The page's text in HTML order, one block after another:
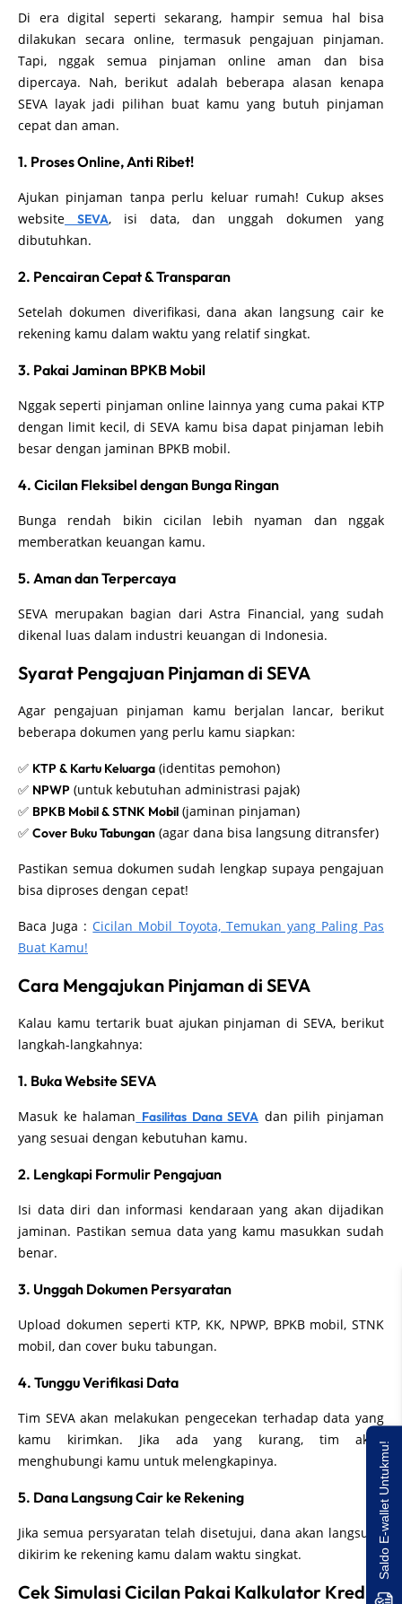
Di era digital seperti sekarang, hampir semua hal bisa
dilakukan secara online, termasuk pengajuan pinjaman.
Tapi, nggak semua pinjaman online aman dan bisa
dipercaya. Nah, berikut adalah beberapa alasan kenapa
SEVA layak jadi pilihan buat kamu yang butuh pinjaman
cepat dan aman.
1. Proses Online, Anti Ribet!
Ajukan pinjaman tanpa perlu keluar rumah! Cukup akses
website
SEVA, isi data, dan unggah dokumen yang
dibutuhkan.
2. Pencairan Cepat & Transparan
Setelah dokumen diverifikasi, dana akan langsung cair ke
rekening kamu dalam waktu yang relatif singkat.
3. Pakai Jaminan BPKB Mobil
Nggak seperti pinjaman online lainnya yang cuma pakai KTP
dengan limit kecil, di SEVA kamu bisa dapat pinjaman lebih
besar dengan jaminan BPKB mobil.
4. Cicilan Fleksibel dengan Bunga Ringan
Bunga rendah bikin cicilan lebih nyaman dan nggak
memberatkan keuangan kamu.
5. Aman dan Terpercaya
SEVA merupakan bagian dari Astra Financial, yang sudah
dikenal luas dalam industri keuangan di Indonesia.
Syarat Pengajuan Pinjaman di SEVA
Agar pengajuan pinjaman kamu berjalan lancar, berikut
beberapa dokumen yang perlu kamu siapkan:
✅ KTP & Kartu Keluarga (identitas pemohon)
✅ NPWP (untuk kebutuhan administrasi pajak)
✅ BPKB Mobil & STNK Mobil (jaminan pinjaman)
✅ Cover Buku Tabungan (agar dana bisa langsung ditransfer)
Pastikan semua dokumen sudah lengkap supaya pengajuan
bisa diproses dengan cepat!
Baca Juga :Cicilan Mobil Toyota, Temukan yang Paling Pas
Buat Kamu!
Cara Mengajukan Pinjaman di SEVA
Kalau kamu tertarik buat ajukan pinjaman di SEVA, berikut
langkah-langkahnya:
1. Buka Website SEVA
Masuk ke halaman Fasilitas Dana SEVA dan pilih pinjaman
yang sesuai dengan kebutuhan kamu.
2. Lengkapi Formulir Pengajuan
Isi data diri dan informasi kendaraan yang akan dijadikan
jaminan. Pastikan semua data yang kamu masukkan sudah
benar.
3. Unggah Dokumen Persyaratan
Upload dokumen seperti KTP, KK, NPWP, BPKB mobil, STNK
mobil, dan cover buku tabungan.
4. Tunggu Verifikasi Data
Tim SEVA akan melakukan pengecekan terhadap data yang
kamu kirimkan. Jika ada yang kurang, tim akan
menghubungi kamu untuk melengkapinya.
5. Dana Langsung Cair ke Rekening
Jika semua persyaratan telah disetujui, dana akan langsung
dikirim ke rekening kamu dalam waktu singkat.
Cek Simulasi Cicilan Pakai Kalkulator Kredit
Saldo E-wallet Untukmu!